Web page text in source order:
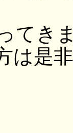
てき
は是